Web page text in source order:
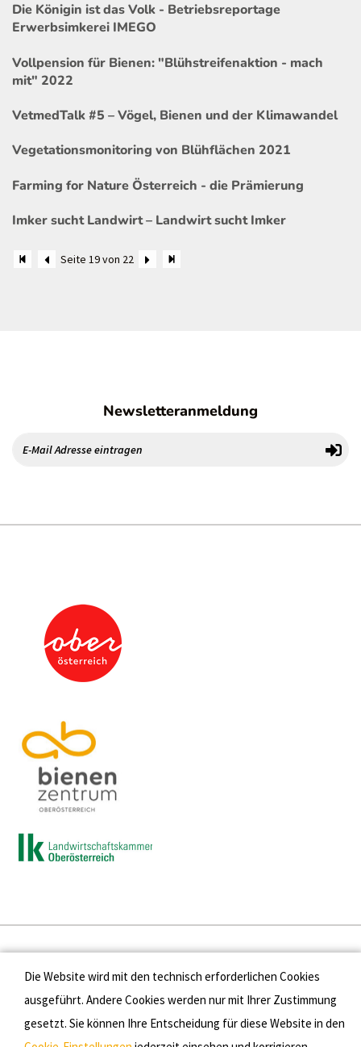
Die Königin ist das Volk - Betriebsreportage
Erwerbsimkerei IMEGO
Vollpension für Bienen: "Blühstreifenaktion - mach
mit" 2022
VetmedTalk #5 – Vögel, Bienen und der Klimawandel
Vegetationsmonitoring von Blühflächen 2021
Farming for Nature Österreich - die Prämierung
Imker sucht Landwirt – Landwirt sucht Imker
Seite 19 von 22
Newsletteranmeldung
Presse
Kontakt
Datenschutz
Die Website wird mit den technisch erforderlichen Cookies
ausgeführt. Andere Cookies werden nur mit Ihrer Zustimmung
gesetzt. Sie können Ihre Entscheidung für diese Website in den